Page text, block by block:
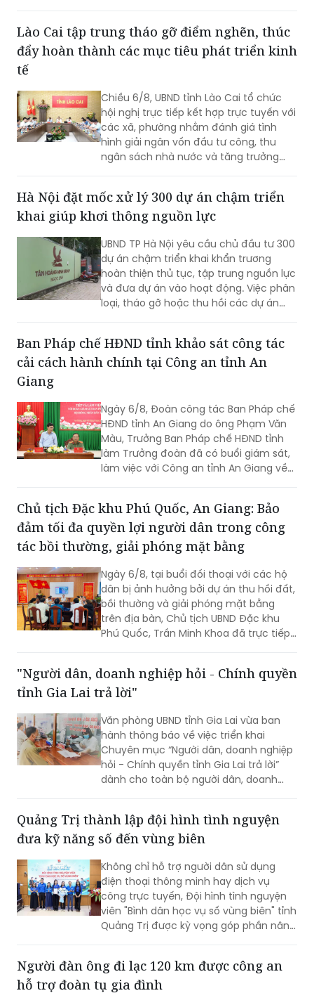
Lào Cai tập trung tháo gỡ điểm nghẽn, thúc
đẩy hoàn thành các mục tiêu phát triển kinh
tế
Chiều 6/8, UBND tỉnh Lào Cai tổ chức
hội nghị trực tiếp kết hợp trực tuyến với
các xã, phường nhằm đánh giá tình
hình giải ngân vốn đầu tư công, thu
ngân sách nhà nước và tăng trưởng
thành các mục tiêu phát triển kinh tế -
xã hội năm 2026.
Hà Nội đặt mốc xử lý 300 dự án chậm triển
khai giúp khơi thông nguồn lực
UBND TP Hà Nội yêu cầu chủ đầu tư 300
dự án chậm triển khai khẩn trương
hoàn thiện thủ tục, tập trung nguồn lực
và đưa dự án vào hoạt động. Việc phân
loại, tháo gỡ hoặc thu hồi các dự án
dư địa phát triển cho thủ đô
Ban Pháp chế HĐND tỉnh khảo sát công tác
cải cách hành chính tại Công an tỉnh An
Giang
Ngày 6/8, Đoàn công tác Ban Pháp chế
HĐND tỉnh An Giang do ông Phạm Văn
Màu, Trưởng Ban Pháp chế HĐND tỉnh
làm Trưởng đoàn đã có buổi giám sát,
làm việc với Công an tỉnh An Giang về
Công an, nhằm đánh giá kết quả thực
hiện, kịp thời ghi nhận những khó khăn,
vướng mắc và đề xuất các giải pháp
nâng cao chất lượng phục vụ Nhân
dân, cơ quan, tổ chức. Tiếp và làm việc
với đoàn có Đại tá Huỳnh Thanh Lâm,
Phó Giám đốc Công an tỉnh; cùng đại
diện lãnh đạo một số phòng nghiệp vụ
Công an tỉnh.
Chủ tịch Đặc khu Phú Quốc, An Giang: Bảo
đảm tối đa quyền lợi người dân trong công
tác bồi thường, giải phóng mặt bằng
Ngày 6/8, tại buổi đối thoại với các hộ
dân bị ảnh hưởng bởi dự án thu hồi đất,
bồi thường và giải phóng mặt bằng
trên địa bàn, Chủ tịch UBND Đặc khu
Phú Quốc, Trần Minh Khoa đã trực tiếp
nhằm bảo đảm tối đa quyền, lợi ích
hợp pháp của bà con.
"Người dân, doanh nghiệp hỏi - Chính quyền
tỉnh Gia Lai trả lời"
Văn phòng UBND tỉnh Gia Lai vừa ban
hành thông báo về việc triển khai
Chuyên mục “Người dân, doanh nghiệp
hỏi - Chính quyền tỉnh Gia Lai trả lời”
dành cho toàn bộ người dân, doanh
Chương trình sẽ được triển khai trong
tháng 8/2026.
Quảng Trị thành lập đội hình tình nguyện
đưa kỹ năng số đến vùng biên
Không chỉ hỗ trợ người dân sử dụng
điện thoại thông minh hay dịch vụ
công trực tuyến, Đội hình tình nguyện
viên "Bình dân học vụ số vùng biên" tỉnh
Quảng Trị được kỳ vọng góp phần nâng
khu vực biên giới.
Người đàn ông đi lạc 120 km được công an
hỗ trợ đoàn tụ gia đình